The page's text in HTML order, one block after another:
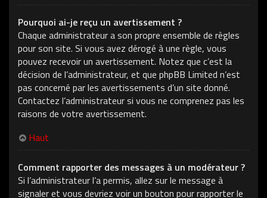
Pourquoi ai-je reçu un avertissement ?
Chaque administrateur a son propre ensemble de règles
pour son site. Si vous avez dérogé à une règle, vous
pouvez recevoir un avertissement. Notez que c’est la
décision de l’administrateur, et que phpBB Limited n’est
pas concerné par les avertissements d’un site donné.
Contactez l’administrateur si vous ne comprenez pas les
raisons de votre avertissement.
Haut
Comment rapporter des messages à un modérateur ?
Si l’administrateur l’a permis, allez sur le message à
signaler et vous devriez voir un bouton pour rapporter le